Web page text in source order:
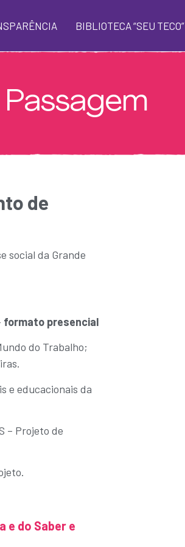
BIBLIOTECA “SEU TECO”
de
social da Grande
formato presencial
do Trabalho;
e educacionais da
– Projeto de
e do Saber e